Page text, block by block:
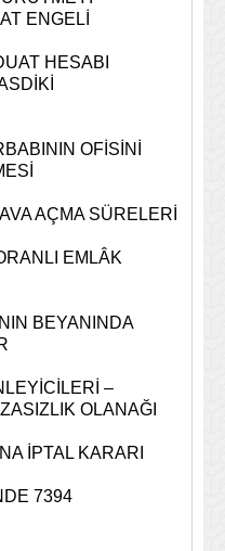
ENGELİ
HESABI
OFİSİNİ
AÇMA SÜRELERİ
EMLÂK
BEYANINDA
–
OLANAĞI
İPTAL KARARI
7394